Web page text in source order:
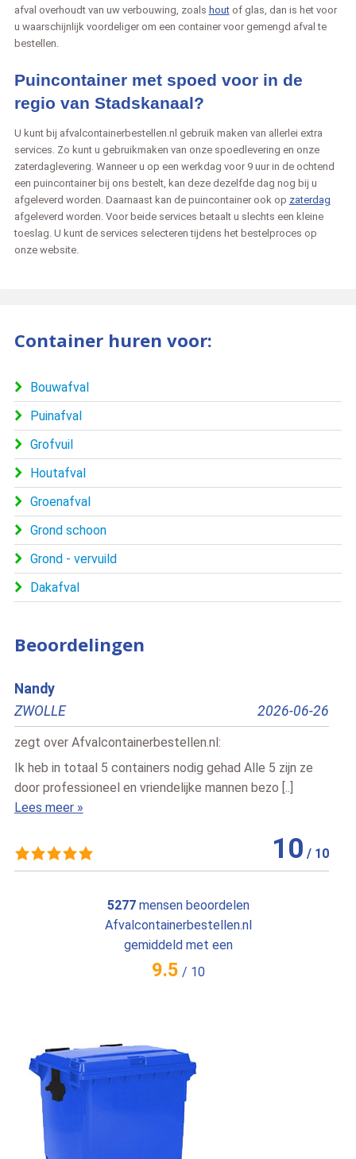
afval overhoudt van uw verbouwing, zoals houtof glas, dan is het voor
u waarschijnlijk voordeliger om een container voor gemengd afval te
bestellen.
Puincontainer met spoed voor in de
regio van Stadskanaal?
U kunt bij afvalcontainerbestellen.nl gebruik maken van allerlei extra
services. Zo kunt u gebruikmaken van onze spoedlevering en onze
zaterdaglevering. Wanneer u op een werkdag voor 9 uur in de ochtend
een puincontainer bij ons bestelt, kan deze dezelfde dag nog bij u
afgeleverd worden. Daarnaast kan de puincontainer ook op zaterdag
afgeleverd worden. Voor beide services betaalt u slechts een kleine
toeslag. U kunt de services selecteren tijdens het bestelproces op
onze website.
Container huren voor:
Bouwafval
Puinafval
Grofvuil
Houtafval
Groenafval
Grond schoon
Grond - vervuild
Dakafval
Beoordelingen
06-26
zijn ze
[..]
10/10
Veendam
2026-
zegt overAfvalcontainerbestellen.nl
alles is goed verlopen keurig op tijd geleverd ga hier
zeker weer een container huren als we weer 1 nodig
Lees meer »
10
5277mensen beoordelen
Afvalcontainerbestellen.nl
gemiddeld met een
9.5 / 10